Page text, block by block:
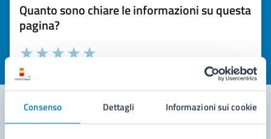
Consenso Dettagli Informazioni sui cookie
Quanto sono chiare le informazioni su questa
pagina?
Valuta la chiarezza delle informazioni (da 1 a 5 stelle)
Seleziona il numero di stelle per valutare la chiarezza delle
Valuta 1 stelle su 5